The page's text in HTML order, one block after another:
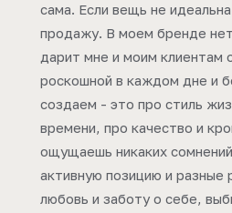
сама. Если вещь не
продажу. В моем бренде
дарит мне и моим клиентам
роскошной в каждом дне и
создаем - это про стиль
времени, про качество и
ощущаешь никаких
активную позицию и разные
любовь и заботу о себе,